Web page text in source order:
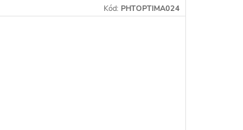
Kód: PHTOPTIMA024